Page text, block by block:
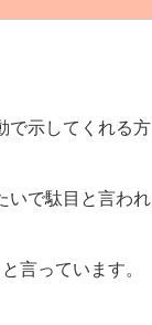
で示してくれる方
いで駄目と言われ
言っています。